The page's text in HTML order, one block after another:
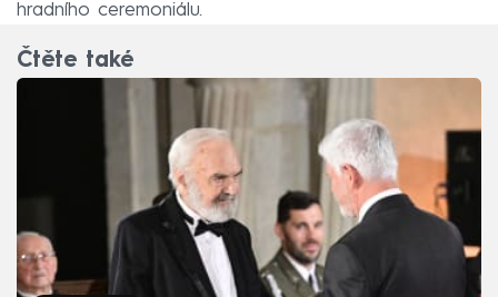
hradního ceremoniálu.
Čtěte také